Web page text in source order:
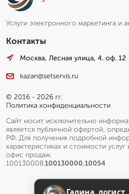
Услуги электронного маркетинга и
Контакты
Москва, Лесная улица, 4. оф. 12
kazan@setservis.ru
© 2016 - 2026 гг.
Политика конфиденциальности
Сайт носит исключительно
является публичной офертой,
РФ. Для получения подробной
характеристиках и стоимости
офис продаж.
100130008.100130000.10054
Галина, логист